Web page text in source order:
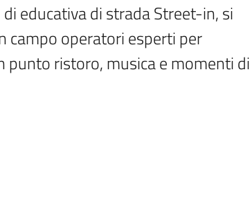
educativa di strada Street-in, si
campo operatori esperti per
punto ristoro, musica e momenti di